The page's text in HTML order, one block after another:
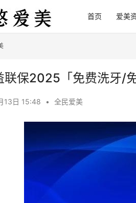
首页 爱美
联保2025「免费洗牙/
13日 15:48 • 全民爱美